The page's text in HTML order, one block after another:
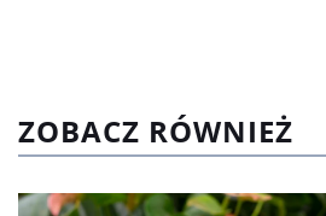
ZOBACZ RÓWNIEŻ